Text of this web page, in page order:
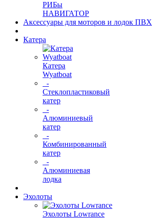
РИБы
НАВИГАТОР
Аксессуары для моторов и лодок ПВХ
Катера
Катера
Wyatboat
-
Cтеклопластиковый
катер
-
Алюминиевый
катер
-
Комбинированный
катер
-
Алюминиевая
лодка
Эхолоты
Эхолоты Lowrance